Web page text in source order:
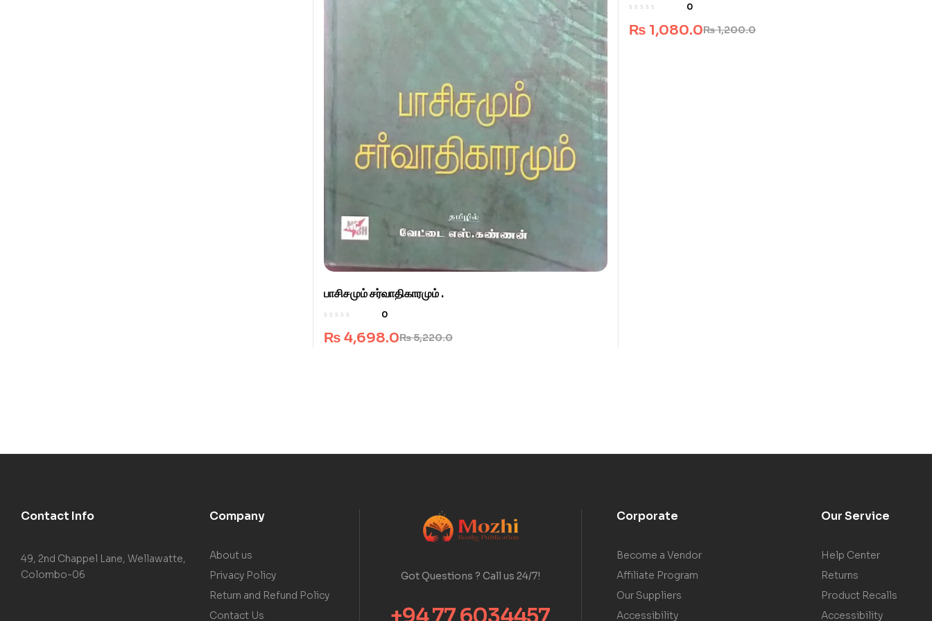
பாசிசமும் சர்வாதிகாரமும் .
0
₨5,220.0
₨ 4,698.0
0
₨1,200.0
₨ 1,080.0
Contact Info
49, 2nd Chappel Lane, Wellawatte,
Colombo-06
Company
About us
Privacy Policy
Return and Refund Policy
Contact Us
Got Questions ? Call us 24/7!
Corporate
Become a Vendor
Affiliate Program
Our Suppliers
Accessibility
Our Service
Help Center
Returns
Product Recalls
Accessibility